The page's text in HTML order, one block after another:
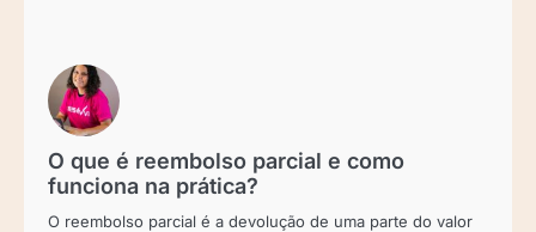
O que é reembolso parcial e como
funciona na prática?
O reembolso parcial é a devolução de uma parte do valor